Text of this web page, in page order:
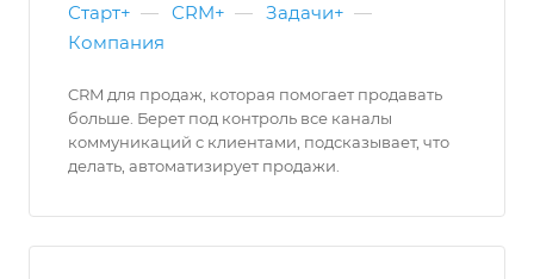
Старт+ — CRM+ — Задачи+ —
Компания
CRM для продаж, которая помогает продавать
больше. Берет под контроль все каналы
коммуникаций с клиентами, подсказывает, что
делать, автоматизирует продажи.